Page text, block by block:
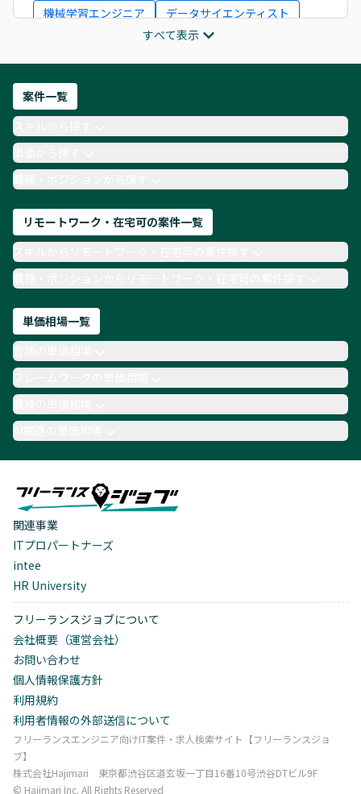
機械学習エンジニア
データサイエンティスト
ITコンサルタント
フロントエンドエンジニア
ネットワークエンジニア
AIエンジニア
Webデザイナー
月収100万円 業務委託
COBOL
Ruby
TypeScript
Laravel AWS
すべて表示
案件一覧
単価から探す
職種・ポジションから探す
リモートワーク・在宅可の案件一覧
職種・ポジションからリモートワーク・在宅可の案件探す
単価相場一覧
職種の単価相場
AI関連の単価相場
関連事業
ITプロパートナーズ
intee
HR University
フリーランスジョブについて
会社概要（運営会社）
お問い合わせ
個人情報保護方針
利用規約
利用者情報の外部送信について
フリーランスエンジニア向けIT案件・求人検索サイト【フリーランスジョ
ブ】
株式会社Hajimari 東京都渋谷区道玄坂一丁目16番10号渋谷DTビル9F
©︎ Hajimari Inc. All Rights Reserved